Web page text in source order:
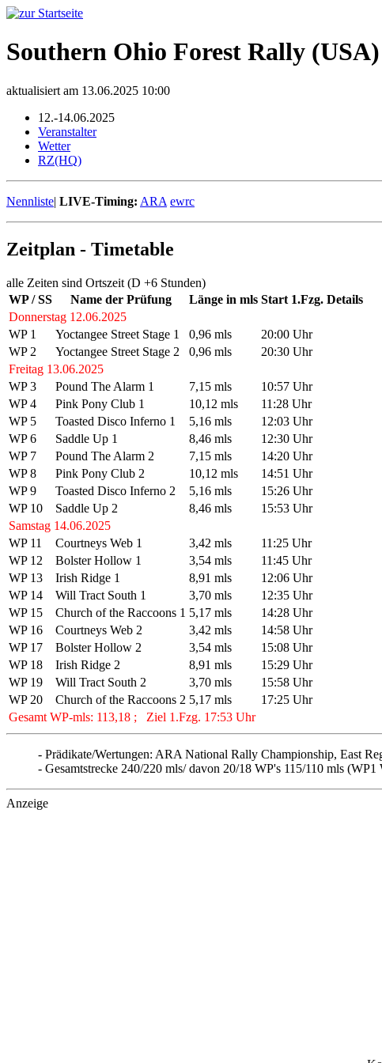
Southern Ohio Forest Rally
aktualisiert am 13.06.2025 10:00
12.-14.06.2025
Veranstalter
Wetter
RZ(HQ)
Nennliste| LIVE-Timing: ARA ewrc
Zeitplan - Timetable
alle Zeiten sind Ortszeit (D +6 Stunden)
WP / SS
Name der Prüfung Länge in mls Start 1.Fzg. Details
Donnerstag 12.06.2025
WP 1
Yoctangee Street Stage 1 0,96 mls
20:00 Uhr
WP 2
Yoctangee Street Stage 2 0,96 mls
20:30 Uhr
Freitag 13.06.2025
WP 3
Pound The Alarm 1 7,15 mls
10:57 Uhr
WP 4
Pink Pony Club 1 10,12 mls
11:28 Uhr
WP 5
Toasted Disco Inferno 1 5,16 mls
12:03 Uhr
WP 6
Saddle Up 1 8,46 mls
12:30 Uhr
WP 7
Pound The Alarm 2 7,15 mls
14:20 Uhr
WP 8
Pink Pony Club 2 10,12 mls
14:51 Uhr
WP 9
Toasted Disco Inferno 2 5,16 mls
15:26 Uhr
WP 10
Saddle Up 2 8,46 mls
15:53 Uhr
Samstag 14.06.2025
WP 11
Courtneys Web 1 3,42 mls
11:25 Uhr
WP 12
Bolster Hollow 1 3,54 mls
11:45 Uhr
WP 13
Irish Ridge 1 8,91 mls
12:06 Uhr
WP 14
Will Tract South 1 3,70 mls
12:35 Uhr
WP 15
Church of the Raccoons 1 5,17 mls
14:28 Uhr
WP 16
Courtneys Web 2 3,42 mls
14:58 Uhr
WP 17
Bolster Hollow 2 3,54 mls
15:08 Uhr
WP 18
Irish Ridge 2 8,91 mls
15:29 Uhr
WP 19
Will Tract South 2 3,70 mls
15:58 Uhr
WP 20
Church of the Raccoons 2 5,17 mls
17:25 Uhr
Gesamt WP-mls: 113,18 ; Ziel 1.Fzg. 17:53 Uhr
- Prädikate/Wertungen: ARA National Rally Championship, East
- Gesamtstrecke 240/220 mls/ davon 20/18 WP's 115/110 mls
Anzeige